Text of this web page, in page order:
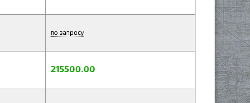
по запросу
215500.00